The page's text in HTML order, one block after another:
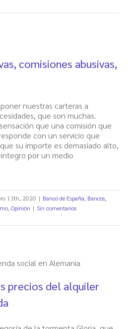
comisiones abusivas,
nuestras carteras a
que son muchas.
que una comisión que
con un servicio que
su importe es demasiado alto,
por un medio
13th, 2020 | Banco de España Bancos
Opinión | Sin comentarios
precios del alquiler